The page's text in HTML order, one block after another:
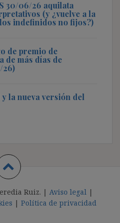
30/06/26 aquilata
(y ¿vuelve a la
indefinidos no fijos?)
de premio de
de más días de
26)
la nueva versión del
Ruiz. | Aviso legal |
| Política de privacidad